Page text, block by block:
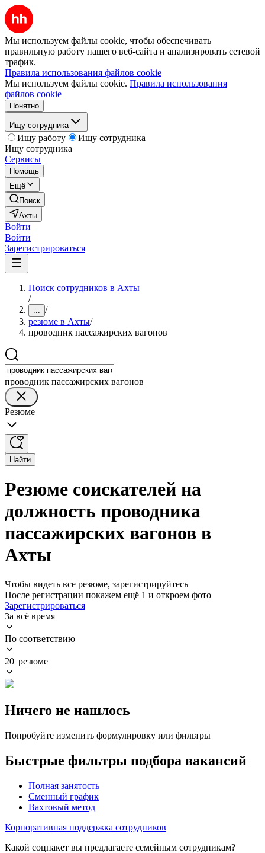
Мы используем файлы cookie, чтобы обеспечивать
правильную работу нашего веб-сайта и анализировать сетевой
трафик.
Правила использования файлов cookie
Мы используем файлы cookie. Правила использования
файлов cookie
Понятно
Ищу сотрудника
Ищу работу
Ищу сотрудника
Ищу сотрудника
Сервисы
Помощь
Ещё
Поиск
Ахты
Войти
Войти
Зарегистрироваться
Поиск сотрудников в Ахты
/
... /
резюме в Ахты/
проводник пассажирских вагонов
проводник пассажирских вагонов
Резюме
Найти
Резюме соискателей на
должность проводника
пассажирских вагонов в
Ахты
Чтобы видеть все резюме, зарегистрируйтесь
После регистрации покажем ещё 1 и откроем фото
Зарегистрироваться
За всё время
По соответствию
20 резюме
Ничего не нашлось
Попробуйте изменить формулировку или фильтры
Быстрые фильтры подбора вакансий
Полная занятость
Сменный график
Вахтовый метод
Корпоративная поддержка сотрудников
Какой соцпакет вы предлагаете семейным сотрудникам?